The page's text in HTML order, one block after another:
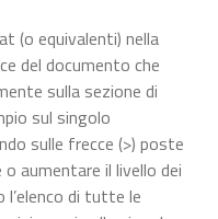
(o equivalenti) nella
del documento che
sulla sezione di
sul singolo
sulle frecce (>) poste
aumentare il livello dei
l’elenco di tutte le